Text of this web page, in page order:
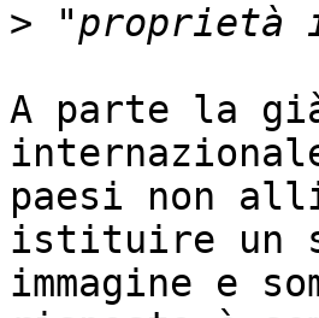
>
A parte la
paesi non
istituire un
immagine e